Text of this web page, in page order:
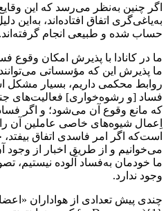
اگر چنین به‌نظر می‌رسد که این
به‌یاغی‌گری اتفاق افتاده‌اند،
حساب شده و طبیعی انجام گرفته‌اند.
ما در کانادا با پذیرش امکان وقوع
ما پذیرش این ‌که مؤسساتی‌
روابط محکمی داریم، بسیار
فساد [و رشوه‌خواری] فعالیت‌های
که مانع وقوع آن می‌شود؛ و اگر فساد
اِعمال شیوه‌های خاصی عاملین آن
است‌که اگر امر فاسدی اتفاق بیفتد،
می‌خوانیم و از طریق اخبار از
ما خودمان به‌فساد آلوده نیستیم،
وجود ندارد.
چندی پیش تعدادی از هواداران